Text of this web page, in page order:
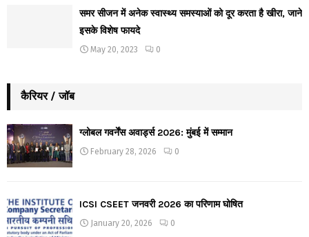
समर सीजन में अनेक स्वास्थ्य समस्याओं को दूर करता है खीरा, जाने
इसके विशेष फायदे
May 20, 2023 0
कैरियर / जॉब
ग्लोबल गवर्नेंस अवार्ड्स 2026: मुंबई में सम्मान
February 28, 2026 0
ICSI CSEET जनवरी 2026 का परिणाम घोषित
January 20, 2026 0